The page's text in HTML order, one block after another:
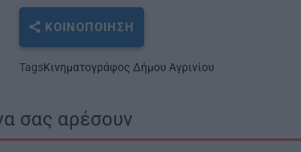
ΚΟΙΝΟΠΟΊΗΣΗ
TagsΚινηματογράφος Δήμου Αγρινίου
σας αρέσουν